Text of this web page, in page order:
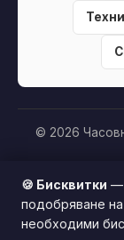
© 2026
Партньорско
съдържа
продукт през
Този
🍪 Бисквитки —
подобряване
необходими